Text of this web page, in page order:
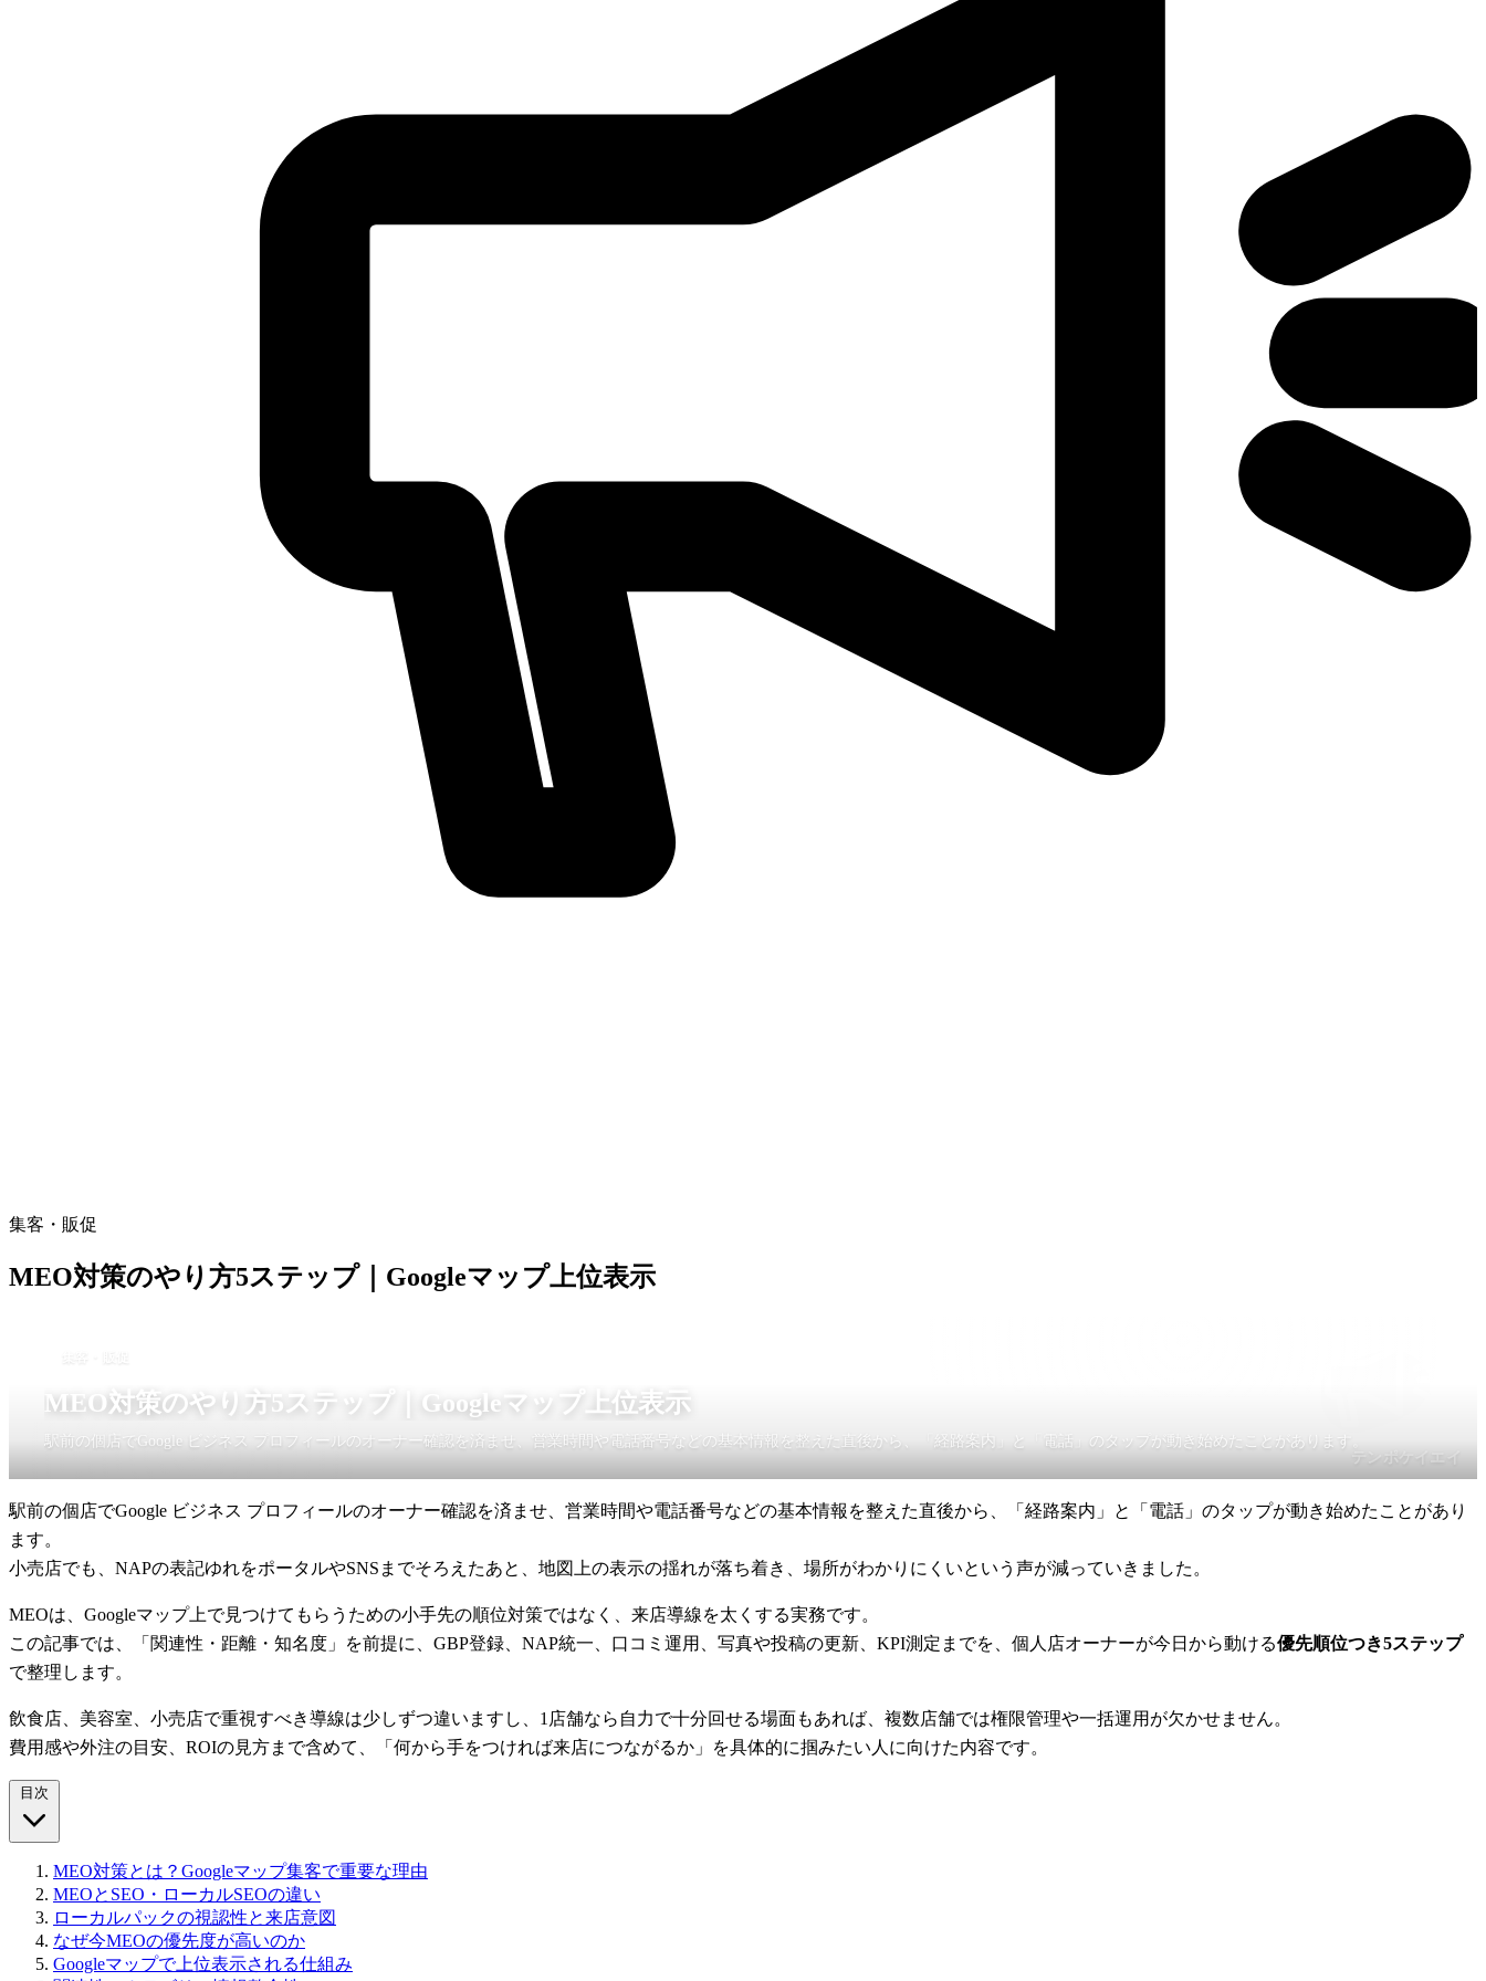
集客・販促
MEO対策のやり方5ステップ｜Googleマップ上位表示
MEO対策のやり方5ステップ｜Googleマップ上位表示
駅前の個店でGoogle ビジネス プロフィールのオーナー確認を済ませ、営業時間や電話番号などの基本情報を整えた直後から、「経路案内」と「電話」のタップが動き始めたことがあります。
テンポケイエイ
駅前の個店でGoogle ビジネス プロフィールのオーナー確認を済ませ、営業時間や電話番号などの基本情報を整えた直後から、「経路案内」と「電話」のタップが動き始めたことがあり
ます。
小売店でも、NAPの表記ゆれをポータルやSNSまでそろえたあと、地図上の表示の揺れが落ち着き、場所がわかりにくいという声が減っていきました。
MEOは、Googleマップ上で見つけてもらうための小手先の順位対策ではなく、来店導線を太くする実務です。
この記事では、「関連性・距離・知名度」を前提に、GBP登録、NAP統一、口コミ運用、写真や投稿の更新、KPI測定までを、個人店オーナーが今日から動ける優先順位つき5ステップ
で整理します。
飲食店、美容室、小売店で重視すべき導線は少しずつ違いますし、1店舗なら自力で十分回せる場面もあれば、複数店舗では権限管理や一括運用が欠かせません。
費用感や外注の目安、ROIの見方まで含めて、「何から手をつければ来店につながるか」を具体的に掴みたい人に向けた内容です。
MEO対策とは？Googleマップ集客で重要な理由
MEOとSEO・ローカルSEOの違い
ローカルパックの視認性と来店意図
なぜ今MEOの優先度が高いのか
Googleマップで上位表示される仕組み